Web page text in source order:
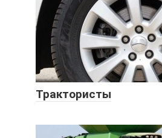
Трактористы